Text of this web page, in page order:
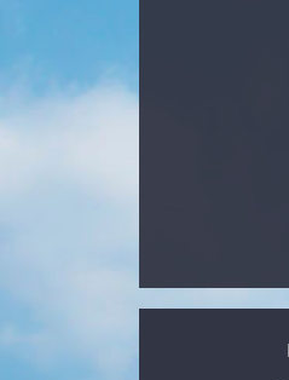
Kültür Sanat